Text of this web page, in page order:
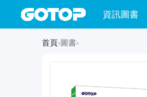
資訊圖書
首頁›圖書›